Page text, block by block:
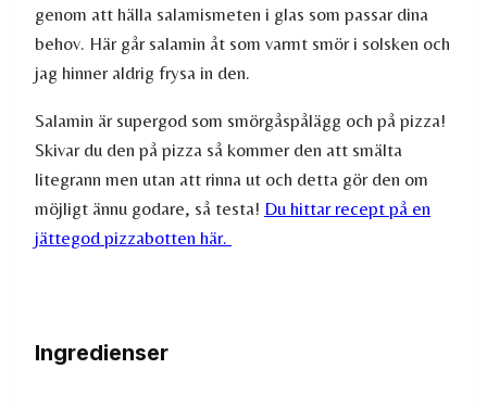
genom att hälla salamismeten i glas som passar dina
behov. Här går salamin åt som varmt smör i solsken och
jag hinner aldrig frysa in den.
Salamin är supergod som smörgåspålägg och på pizza!
Skivar du den på pizza så kommer den att smälta
litegrann men utan att rinna ut och detta gör den om
möjligt ännu godare, så testa! Du hittar recept på en
jättegod pizzabotten här.
Ingredienser